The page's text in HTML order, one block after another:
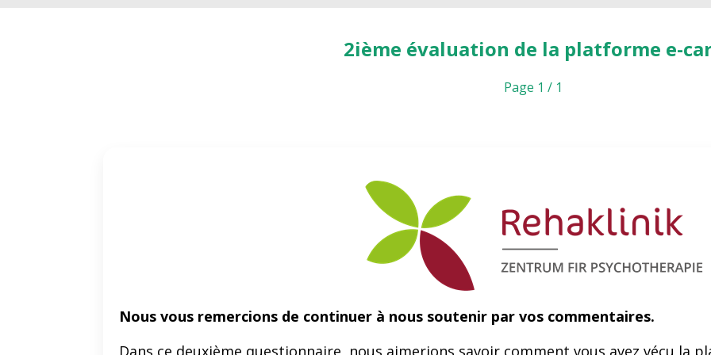
2ième évaluation de la platforme e-
Page 1 / 1
Nous vous remercions de continuer à nous soutenir par vos commentaires.
Dans ce deuxième questionnaire, nous aimerions savoir comment vous avez vécu la